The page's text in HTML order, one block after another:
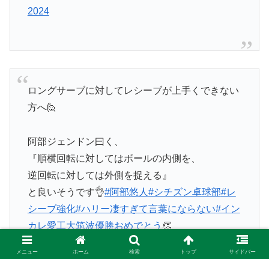
2024
ロングサーブに対してレシーブが上手くできない
方へ🙋
阿部ジェンドン曰く、
『順横回転に対してはボールの内側を、
逆回転に対しては外側を捉える』
と良いそうです👌#阿部悠人 #シチズン卓球部#レ
シーブ強化#ハリー凄すぎて言葉にならない#イン
カレ愛工大筑波優勝おめでとう👏
pic.twitter.com/4qTg3tLAza
メニュー ホーム 検索 トップ サイドバー